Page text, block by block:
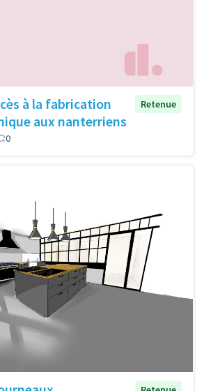
à la fabrication
aux nanterriens
Retenue
0